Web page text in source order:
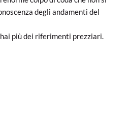
degli andamenti del
più dei riferimenti prezziari.